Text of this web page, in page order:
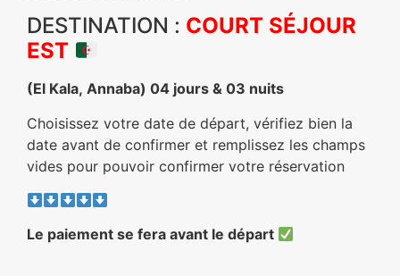
DESTINATION : COURT SÉJOUR
EST
(El Kala, Annaba) 04 jours & 03 nuits
Choisissez votre date de départ, vérifiez bien la
date avant de confirmer et remplissez les champs
vides pour pouvoir confirmer votre réservation
Le paiement se fera avant le départ